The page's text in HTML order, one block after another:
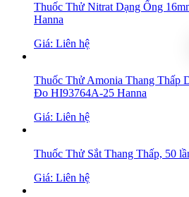
Thuốc Thử Nitrat Dạng Ống
Hanna
Giá: Liên hệ
Thuốc Thử Amonia Thang Thấp
Đo HI93764A-25 Hanna
Giá: Liên hệ
Thuốc Thử Sắt Thang Thấp, 50
Giá: Liên hệ